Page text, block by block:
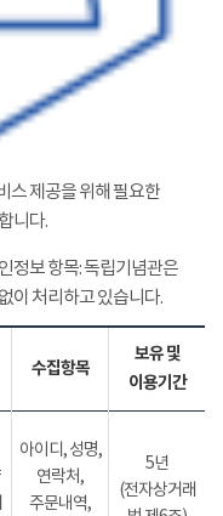
스 제공을 위해 필요한
니다.
정보 항목: 독립기념관은
이 처리하고 있습니다.
수집항목
보유 및
이용기간
아이디, 성명,
연락처,
주문내역,
5년
(전자상거래